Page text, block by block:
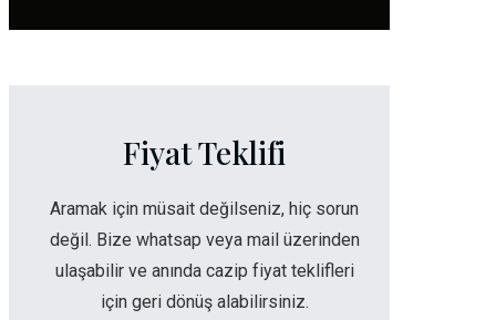
Fiyat Teklifi
Aramak için müsait değilseniz, hiç sorun
değil. Bize whatsap veya mail üzerinden
ulaşabilir ve anında cazip fiyat teklifleri
için geri dönüş alabilirsiniz.